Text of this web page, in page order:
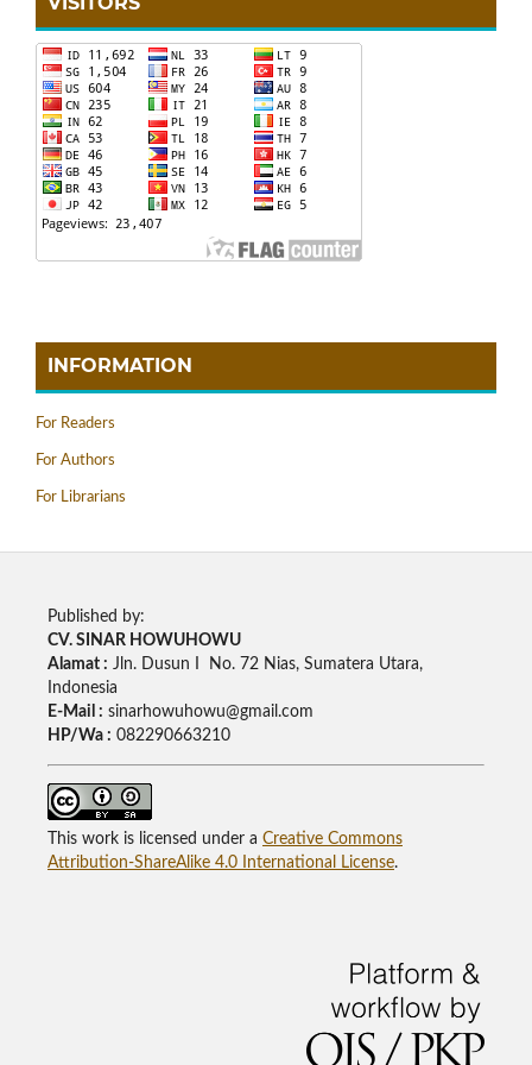
INFORMATION
For Readers
For Authors
For Librarians
Published by:
CV. SINAR HOWUHOWU
Alamat : Jln. Dusun I No. 72 Nias, Sumatera Utara,
Indonesia
E-Mail : sinarhowuhowu@gmail.com
HP/Wa : 082290663210
This work is licensed under a Creative Commons
Attribution-ShareAlike 4.0 International License.